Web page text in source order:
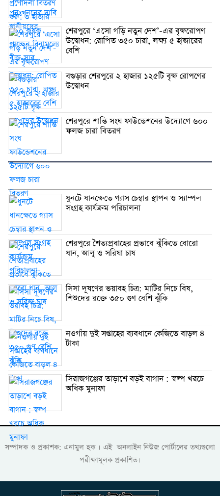
শেরপুরে ‘এসো গড়ি নতুন দেশ’-এর বৃক্ষরোপণ
উদ্বোধন: রোপিত ৩৫০ চারা, লক্ষ্য ৫ হাজারের
বেশি
বগুড়ার শেরপুরে ২ হাজার ১২৫টি বৃক্ষ রোপণের
উদ্বোধন
শেরপুরে শান্তি সংঘ ফাউন্ডেশনের উদ্যোগে ৬০০
ফলজ চারা বিতরণ
ধুনটে ধানক্ষেতে গ্যাস চেম্বার স্থাপন ও স্যাম্পল
সংগ্রহ কার্যক্রম পরিচালনা
শেরপুরে শৈত্যপ্রবাহের প্রভাবে ঝুঁকিতে বোরো
ধান, আলু ও সরিষা চাষ
সিসা দূষণের ভয়াবহ চিত্র: মাটির নিচে বিষ,
শিশুদের রক্তে ৩৫০ গুণ বেশি ঝুঁকি
নওগাঁয় দুই সপ্তাহের ব্যবধানে কেজিতে বাড়ল ৪
টাকা
সিরাজগঞ্জের তাড়াশে বড়ই বাগান : স্বল্প খরচে
অধিক মুনাফা
সম্পাদক ও প্রকাশক: এনামুল হক । এই অনলাইন নিউজ পোর্টালের তথ্যগুলো
পরীক্ষামূলক প্রকাশিত।